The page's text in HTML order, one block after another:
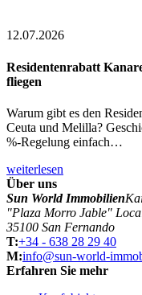
12.07.2026
Residentenrabatt
fliegen
Warum gibt es den
Ceuta und Melilla?
%-Regelung einfach…
weiterlesen
Über uns
Sun World Immobilien
"Plaza Morro Jable"
35100 San Fernando
T:+34 - 638 28 29 40
M:info@sun-world-
Erfahren Sie mehr